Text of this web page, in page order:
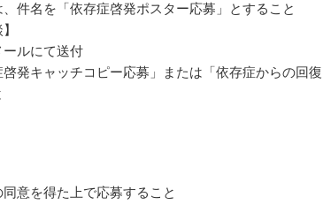
件名を「依存症啓発ポスター応募」とすること
ルにて送付
発キャッチコピー応募」または「依存症からの回復
意を得た上で応募すること